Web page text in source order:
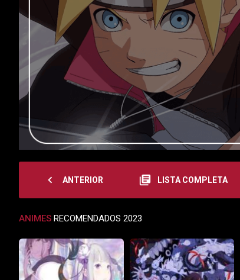
navigate_before ANTERIOR library_books LISTA COMPLETA
ANIMES RECOMENDADOS 2023